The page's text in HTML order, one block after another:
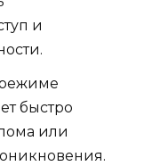
и
быстро
или